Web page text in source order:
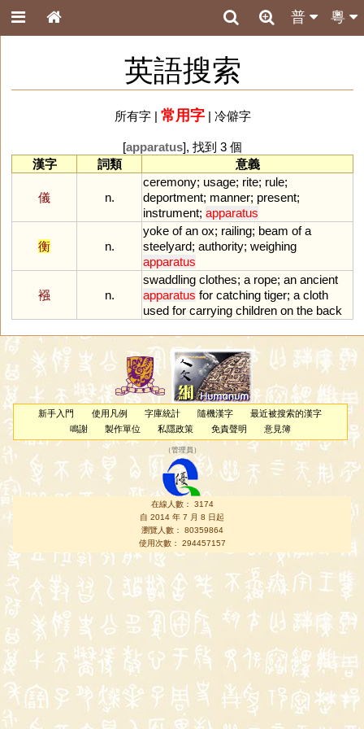
粵
普
英語搜索
所有字| 常用字| 冷僻字
[apparatus], 找到 3 個
漢字
詞類 意義
儀 n.
ceremony; usage; rite; rule;
deportment; manner; present;
instrument; apparatus
衡 n.
yoke of an ox; railing; beam of a
steelyard; authority; weighing
apparatus
襁 n.
swaddling clothes; a rope; an ancient
apparatus for catching tiger; a cloth
used for carrying children on the back
新手入門 使用凡例 字庫統計 隨機漢字
最近被搜索的漢字
鳴謝
製作單位 私隱政策 免責聲明 意見簿
（管理員 ）
在線人數： 3174
自 2014 年 7 月 8 日起
瀏覽人數： 80359864
使用次數： 294457157